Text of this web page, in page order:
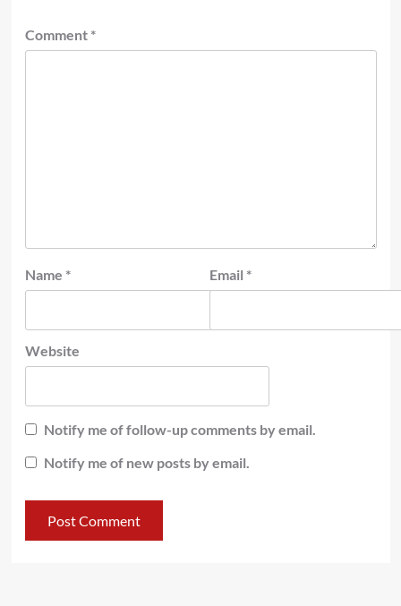
Comment *
Name * Email *
Website
Notify me of follow-up comments by email.
Notify me of new posts by email.